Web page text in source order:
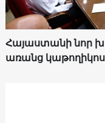
Հայաստանի նոր
առանց